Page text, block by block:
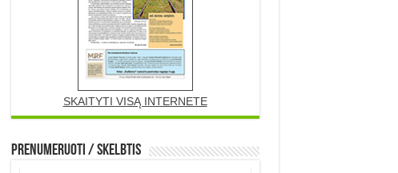
SKAITYTI VISĄ INTERNETE
Prenumeruoti / Skelbtis